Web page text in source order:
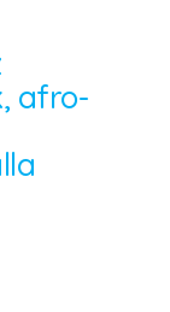
afro-